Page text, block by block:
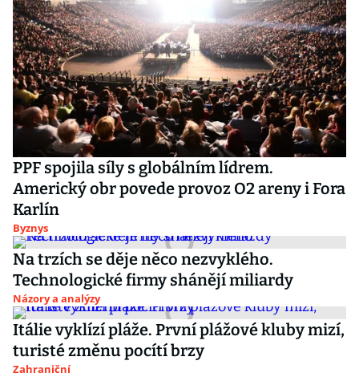
PPF spojila síly s globálním lídrem.
Americký obr povede provoz O2 areny i Fora
Karlín
Byznys
Na trzích se děje něco nezvyklého.
Technologické firmy shánějí miliardy
Názory a analýzy
Itálie vyklízí pláže. První plážové kluby mizí,
turisté změnu pocítí brzy
Zahraniční